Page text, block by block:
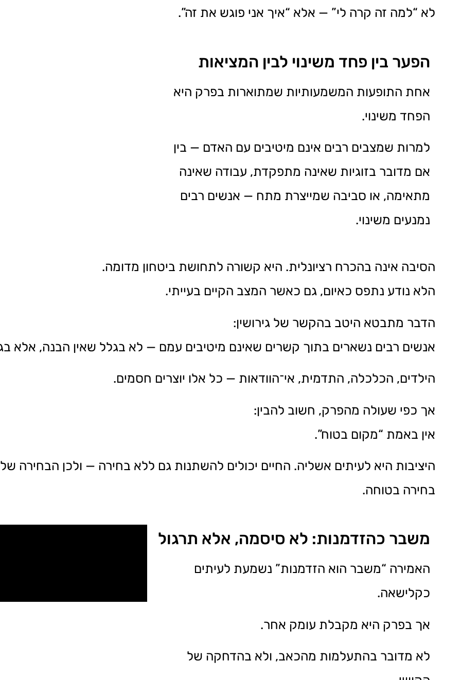
לא “למה זה קרה לי” — אלא “איך אני פוגש את זה”.
הפער בין פחד משינוי לבין המציאות
אחת התופעות המשמעותיות שמתוארות בפרק היא
הפחד משינוי.
למרות שמצבים רבים אינם מיטיבים עם האדם — בין
אם מדובר בזוגיות שאינה מתפקדת, עבודה שאינה
מתאימה, או סביבה שמייצרת מתח — אנשים רבים
נמנעים משינוי.
הסיבה אינה בהכרח רציונלית. היא קשורה לתחושת ביטחון מדומה.
הלא נודע נתפס כאיום, גם כאשר המצב הקיים בעייתי.
הדבר מתבטא היטב בהקשר של גירושין:
אנשים רבים נשארים בתוך קשרים שאינם מיטיבים עמם — לא בגלל שאין הבנה, אלא
הילדים, הכלכלה, התדמית, אי־הוודאות — כל אלו יוצרים חסמים.
אך כפי שעולה מהפרק, חשוב להבין:
אין באמת “מקום בטוח”.
היציבות היא לעיתים אשליה. החיים יכולים להשתנות גם ללא בחירה — ולכן הבחירה
בחירה בטוחה.
משבר כהזדמנות: לא סיסמה, אלא תרגול
האמירה “משבר הוא הזדמנות” נשמעת לעיתים
כקלישאה.
אך בפרק היא מקבלת עומק אחר.
לא מדובר בהתעלמות מהכאב, ולא בהדחקה של